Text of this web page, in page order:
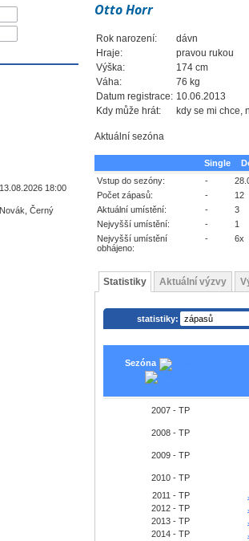
13.08.2026 18:00
Černý
Otto Horr
Rok narození:
dávn
Hraje:
pravou rukou
Výška:
174 cm
Váha:
76 kg
Datum registrace: 10.06.2013
Kdy může hrát:
kdy se mi chce,
Aktuální sezóna
Single
Vstup do sezóny:
-
Počet zápasů:
-
12
Aktuální umístění:
-
3
Nejvyšší umístění:
-
1
Nejvyšší umístění
obhájeno:
- 6x
Statistiky Aktuální výzvy
statistiky:
Sezóna
2007 - TP
2008 - TP
2009 - TP
2010 - TP
2011 - TP
2012 - TP
2013 - TP
2014 - TP